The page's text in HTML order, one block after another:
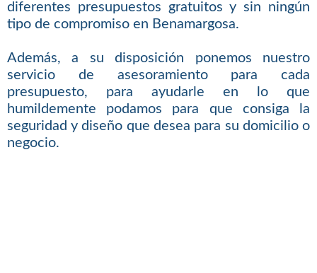
diferentes presupuestos gratuitos y sin ningún
tipo de compromiso en Benamargosa.
Además, a su disposición ponemos nuestro
servicio de asesoramiento para cada
presupuesto, para ayudarle en lo que
humildemente podamos para que consiga la
seguridad y diseño que desea para su domicilio o
negocio.